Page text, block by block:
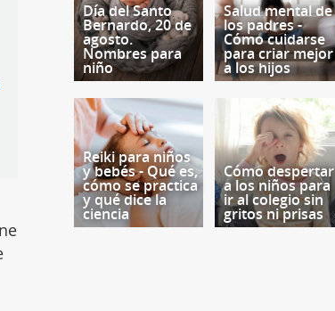
Día del Santo
Bernardo, 20 de
agosto.
Nombres para
niño
Salud mental de
los padres -
Cómo cuidarse
para criar mejor
a los hijos
Reiki para niños
y bebés - Qué es,
cómo se practica
y qué dice la
ciencia
Cómo despertar
a los niños para
ir al colegio sin
gritos ni prisas